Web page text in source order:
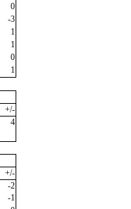
0
-3
1
1
0
1
+/-
4
+/-
-2
-1